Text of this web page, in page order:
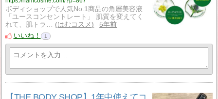
ボディショップで人気No.1商品の角層美容液
「ユースコンセントレート」 肌質を変えてく
れて、肌トラ…
はむコスメ
5年前
いいね！
1